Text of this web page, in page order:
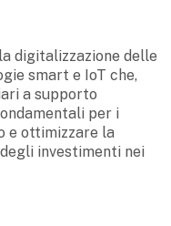
digitalizzazione delle
smart e IoT che,
a supporto
per i
e ottimizzare la
investimenti nei